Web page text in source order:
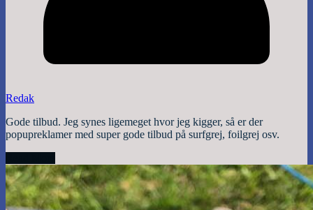
Redak
Gode tilbud. Jeg synes ligemeget hvor jeg kigger, så er der
popupreklamer med super gode tilbud på surfgrej, foilgrej osv.